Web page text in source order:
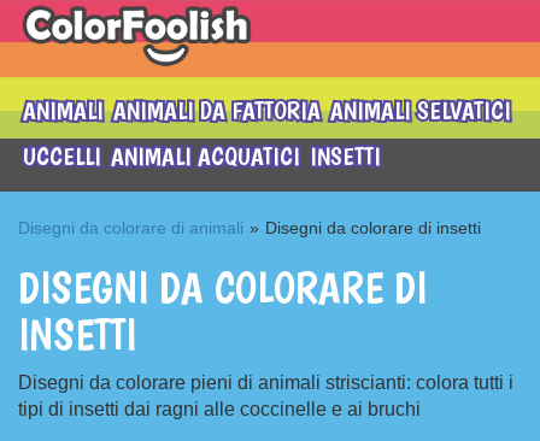
ANIMALI ANIMALI DA FATTORIA ANIMALI SELVATICI
UCCELLI ANIMALI ACQUATICI INSETTI
Disegni da colorare di animali » Disegni da colorare di insetti
DISEGNI DA COLORARE DI
INSETTI
Disegni da colorare pieni di animali striscianti: colora tutti i
tipi di insetti dai ragni alle coccinelle e ai bruchi